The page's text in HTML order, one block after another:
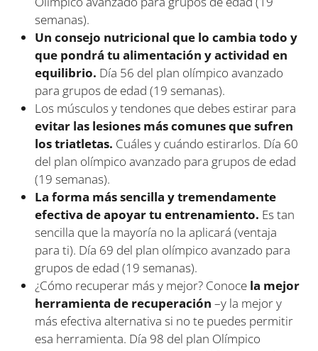
semanas).
Un consejo nutricional que lo cambia todo y
que pondrá tu alimentación y actividad en
equilibrio. Día 56 del plan olímpico avanzado
para grupos de edad (19 semanas).
Los músculos y tendones que debes estirar para
evitar las lesiones más comunes que sufren
los triatletas. Cuáles y cuándo estirarlos. Día 60
del plan olímpico avanzado para grupos de edad
(19 semanas).
La forma más sencilla y tremendamente
efectiva de apoyar tu entrenamiento. Es tan
sencilla que la mayoría no la aplicará (ventaja
para ti). Día 69 del plan olímpico avanzado para
grupos de edad (19 semanas).
¿Cómo recuperar más y mejor? Conoce la mejor
herramienta de recuperación –y la mejor y
más efectiva alternativa si no te puedes permitir
esa herramienta. Día 98 del plan Olímpico